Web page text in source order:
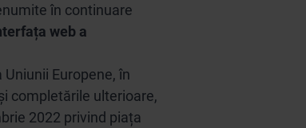
în continuare
web a
Europene, în
completările ulterioare,
2022 privind piața